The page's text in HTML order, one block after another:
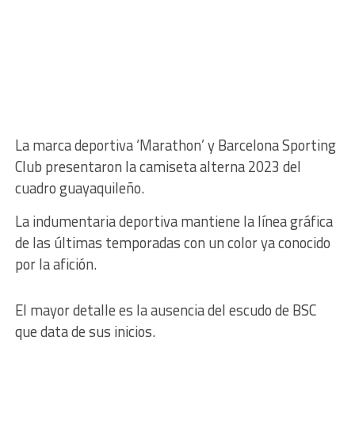
La marca deportiva ‘Marathon’ y Barcelona Sporting
Club presentaron la camiseta alterna 2023 del
cuadro guayaquileño.
La indumentaria deportiva mantiene la línea gráfica
de las últimas temporadas con un color ya conocido
por la afición.
El mayor detalle es la ausencia del escudo de BSC
que data de sus inicios.